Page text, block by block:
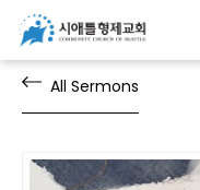
All Sermons